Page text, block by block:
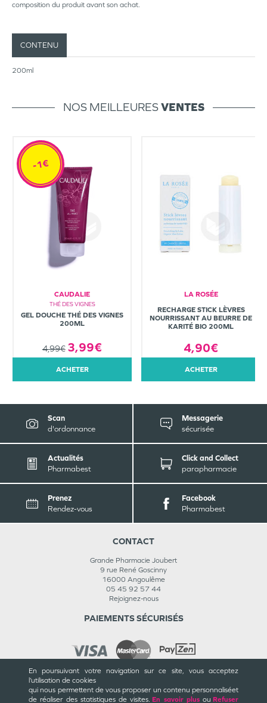
En poursuivant votre navigation sur ce site, vous acceptez
l’utilisation de cookies
qui nous permettent de vous proposer un contenu personnaliséet
de réaliser des statistiques de visites. En savoir plusou Refuser
composition du produit avant son achat.
CONTENU
200ml
NOS MEILLEURESVENTES
CAUDALIE
THÉ DES VIGNES
GEL DOUCHE THÉ DES VIGNES
200ML
4,99€ 3,99€
-1€
ACHETER
LA ROSÉE
RECHARGE STICK LÈVRES
NOURRISSANT AU BEURRE DE
KARITÉ BIO 200ML
4,90€
ACHETER
Scan
d'ordonnance
Messagerie
sécurisée
Actualités
Pharmabest
Click and Collect
parapharmacie
Prenez
Rendez-vous
Facebook
Pharmabest
CONTACT
Grande Pharmacie Joubert
9 rue René Goscinny
16000 Angoulême
05 45 92 57 44
Rejoignez-nous
PAIEMENTS SÉCURISÉS